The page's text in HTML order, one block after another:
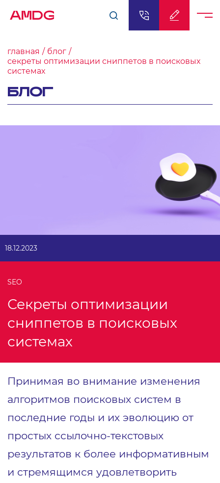
AMDG
главная
блог
секреты оптимизации сниппетов в поисковых
системах
БЛОГ
18.12.2023
SEO
Секреты оптимизации
сниппетов в поисковых
системах
Принимая во внимание изменения
алгоритмов поисковых систем в
последние годы и их эволюцию от
простых ссылочно-текстовых
результатов к более информативным
и стремящимся удовлетворить